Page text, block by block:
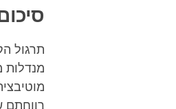
תרגול
מנדלות